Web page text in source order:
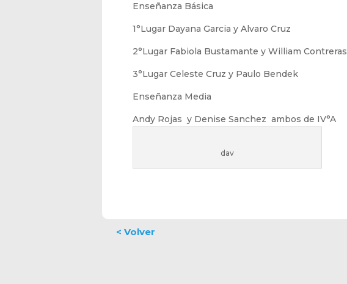
Enseñanza Básica
1°Lugar Dayana Garcia y Alvaro Cruz
2°Lugar Fabiola Bustamante y William Contreras
3°Lugar Celeste Cruz y Paulo Bendek
Enseñanza Media
Andy Rojas y Denise Sanchez ambos de IV°A
dav